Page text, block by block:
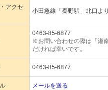
アクセ
小田急線「秦野駅」北口よ
0463-85-6877
※お問い合わせの際は「湘
だければ幸いです。
0463-85-6877
メールを送る